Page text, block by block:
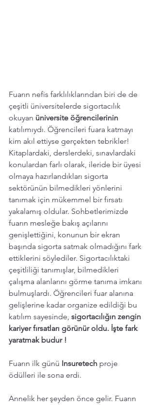
Fuarın nefis farklılıklarından biri de de
çeşitli üniversitelerde sigortacılık
okuyan üniversite öğrencilerinin
katılımıydı. Öğrencileri fuara katmayı
kim akıl ettiyse gerçekten tebrikler!
Kitaplardaki, derslerdeki, sınavlardaki
konulardan farlı olarak, ileride bir üyesi
olmaya hazırlandıkları sigorta
sektörünün bilmedikleri yönlerini
tanımak için mükemmel bir fırsatı
yakalamış oldular. Sohbetlerimizde
fuarın mesleğe bakış açılarını
genişlettiğini, konunun bir ekran
başında sigorta satmak olmadığını fark
ettiklerini söylediler. Sigortacılıktaki
çeşitliliği tanımışlar, bilmedikleri
çalışma alanlarını görme tanıma imkanı
bulmuşlardı. Öğrencileri fuar alanına
gelişlerine kadar organize edildiği bu
katılım sayesinde, sigortacılığın zengin
kariyer fırsatları görünür oldu. İşte fark
yaratmak budur !
Fuarın ilk günü Insuretech proje
ödülleri ile sona erdi.
Annelik her şeyden önce gelir. Fuarın